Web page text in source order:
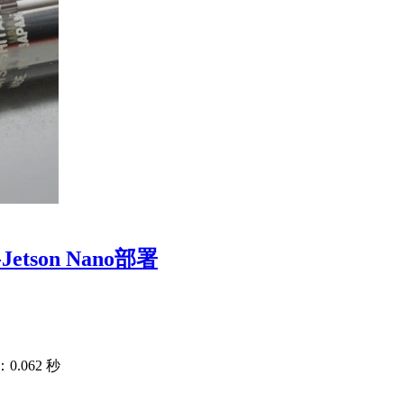
Nano部署
0.062 秒